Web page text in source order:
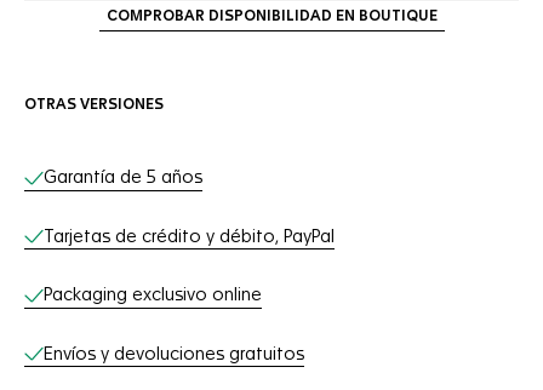
COMPROBAR DISPONIBILIDAD EN BOUTIQUE
OTRAS VERSIONES
Servicios online
Garantía de 5 años
Tarjetas de crédito y débito, PayPal
Packaging exclusivo online
Envíos y devoluciones gratuitos